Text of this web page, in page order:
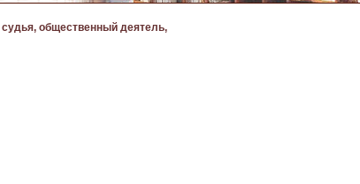
общественный деятель,